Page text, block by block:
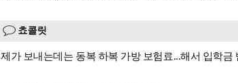
쵸콜릿
제가 보내는데는 동복 하복 가방 보험료...해서 입학금